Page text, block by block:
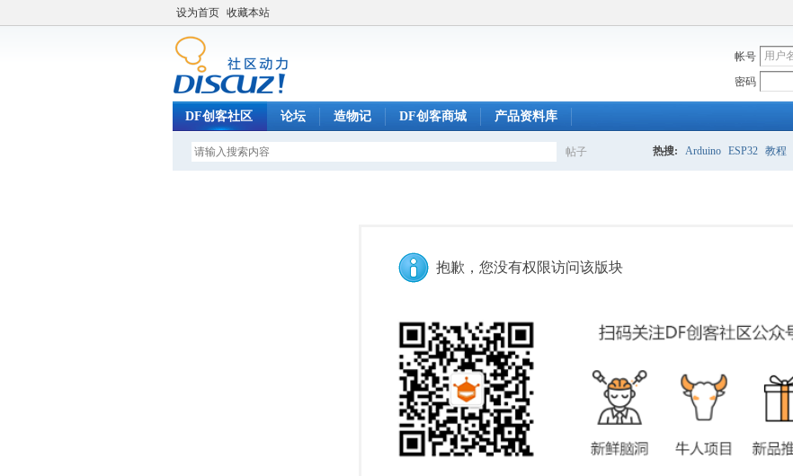
设为首页 收藏本站
帐号
密码
DF创客社区 论坛 造物记 DF创客商城 产品资料库
帖子 热搜: Arduino ESP32 教程
抱歉，您没有权限访问该版块